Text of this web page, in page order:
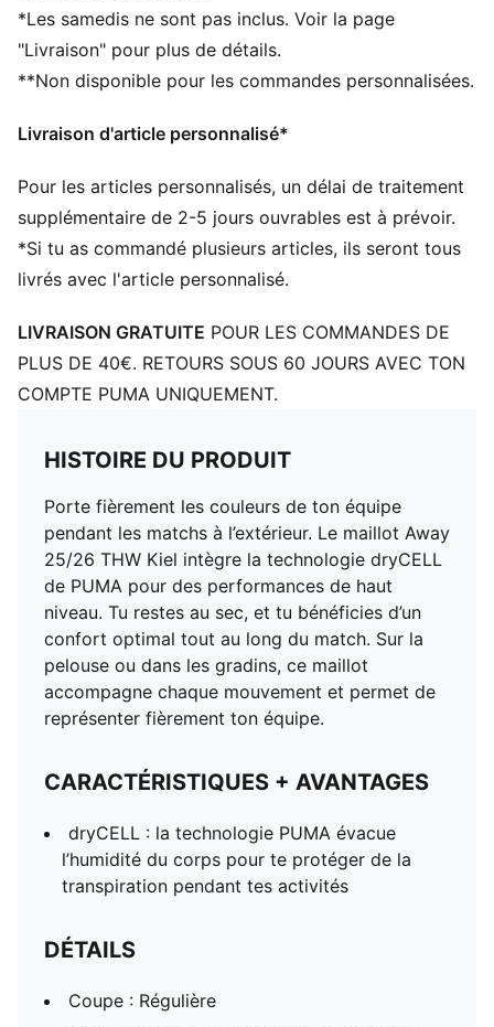
Coupe : Régulière
Tissu Jacquard sur le devant, le dos et les manches
Col : Col rond
Panneau latéral en mesh aéré
Logos du club et de PUMA
PUMA Enfant et Adolescent : recommandé pour les
enfants âgés de 8 à 16 ans
*Les samedis ne sont pas inclus. Voir la page
"Livraison" pour plus de détails.
**Non disponible pour les commandes personnalisées.
Livraison d'article personnalisé*
Pour les articles personnalisés, un délai de traitement
supplémentaire de 2-5 jours ouvrables est à prévoir.
*Si tu as commandé plusieurs articles, ils seront tous
livrés avec l'article personnalisé.
LIVRAISON GRATUITE POUR LES COMMANDES DE
PLUS DE 40€. RETOURS SOUS 60 JOURS AVEC TON
COMPTE PUMA UNIQUEMENT.
HISTOIRE DU PRODUIT
Porte fièrement les couleurs de ton équipe
pendant les matchs à l’extérieur. Le maillot Away
25/26 THW Kiel intègre la technologie dryCELL
de PUMA pour des performances de haut
niveau. Tu restes au sec, et tu bénéficies d’un
confort optimal tout au long du match. Sur la
pelouse ou dans les gradins, ce maillot
accompagne chaque mouvement et permet de
représenter fièrement ton équipe.
CARACTÉRISTIQUES + AVANTAGES
dryCELL : la technologie PUMA évacue
l’humidité du corps pour te protéger de la
transpiration pendant tes activités
DÉTAILS
Coupe : Régulière